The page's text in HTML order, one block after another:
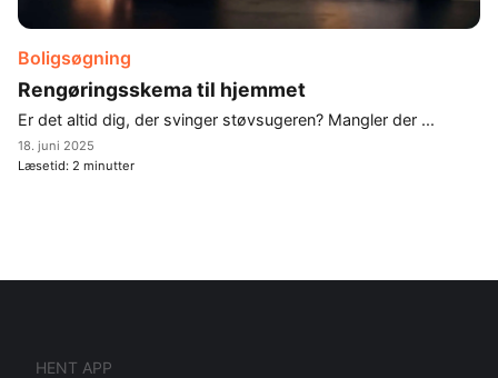
Boligsøgning
Rengøringsskema til hjemmet
Er det altid dig, der svinger støvsugeren? Mangler der ...
18. juni 2025
Læsetid: 2 minutter
HENT APP